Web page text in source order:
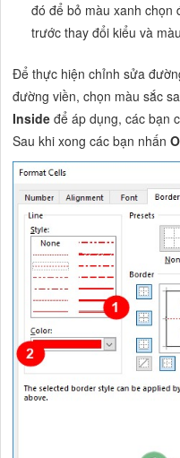
đó để bỏ màu xanh chọn
trước thay đổi kiểu và
Để thực hiện chỉnh sửa
đường viền, chọn màu sắc
Inside để áp dụng, các bạn
Sau khi xong các bạn nhấn